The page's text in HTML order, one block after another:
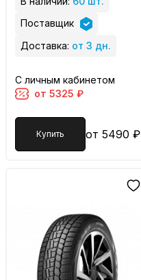
Поставщик
Доставка: от 3 дн.
С личным кабинетом
от 5325 ₽
Купить от 5490 ₽